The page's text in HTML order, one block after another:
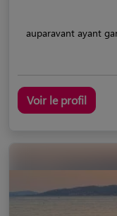
auparavant ayant
Voir le profil